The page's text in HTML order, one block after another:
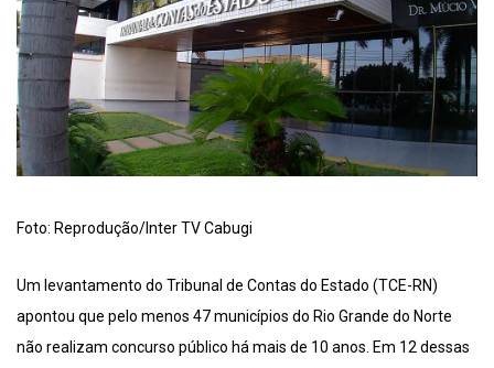
Foto: Reprodução/Inter TV Cabugi
Um levantamento do Tribunal de Contas do Estado (TCE-RN)
apontou que pelo menos 47 municípios do Rio Grande do Norte
não realizam concurso público há mais de 10 anos. Em 12 dessas